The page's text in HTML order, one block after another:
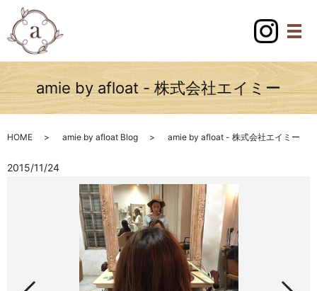
amie by afloat - 株式会社エイミー
HOME amie by afloat Blog amie by afloat - 株式会社エイミー
2015/11/24